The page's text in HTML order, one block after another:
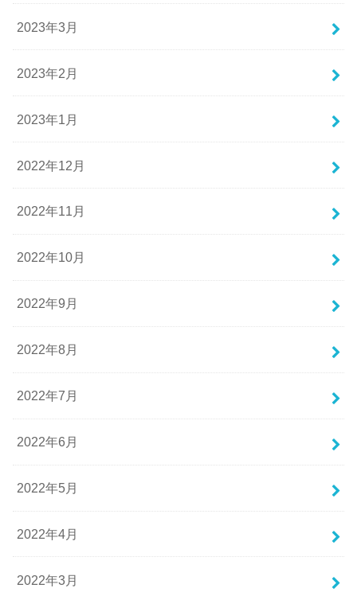
2023年3月
2023年2月
2023年1月
2022年12月
2022年11月
2022年10月
2022年9月
2022年8月
2022年7月
2022年6月
2022年5月
2022年4月
2022年3月